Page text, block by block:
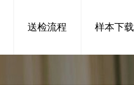
送检流程 样本下载